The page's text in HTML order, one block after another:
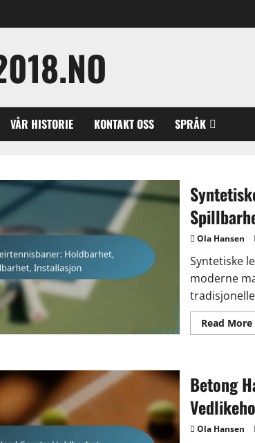
VÅR HISTORIE KONTAKT OSS SPRÅK
Ola Hansen
Syntetiske
moderne
Read More
Betong
Ola Hansen